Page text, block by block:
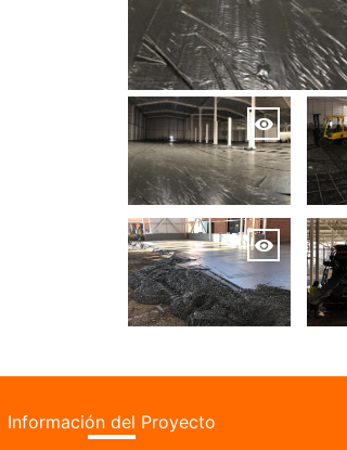
Información del Proyecto